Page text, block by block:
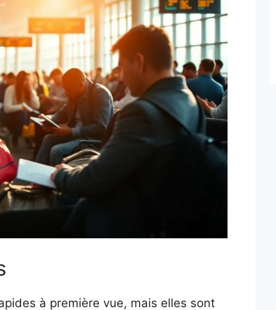
à première vue, mais elles sont